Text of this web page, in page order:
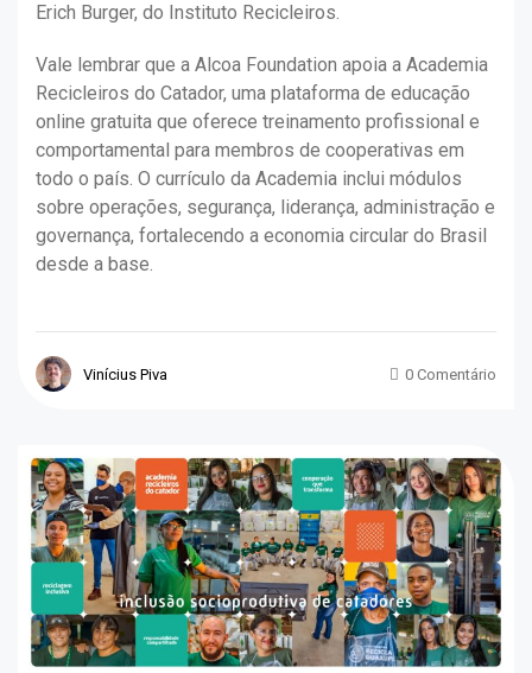
Erich Burger, do Instituto Recicleiros.
Vale lembrar que a Alcoa Foundation apoia a Academia
Recicleiros do Catador, uma plataforma de educação
online gratuita que oferece treinamento profissional e
comportamental para membros de cooperativas em
todo o país. O currículo da Academia inclui módulos
sobre operações, segurança, liderança, administração e
governança, fortalecendo a economia circular do Brasil
desde a base.
Vinícius Piva 0 Comentário